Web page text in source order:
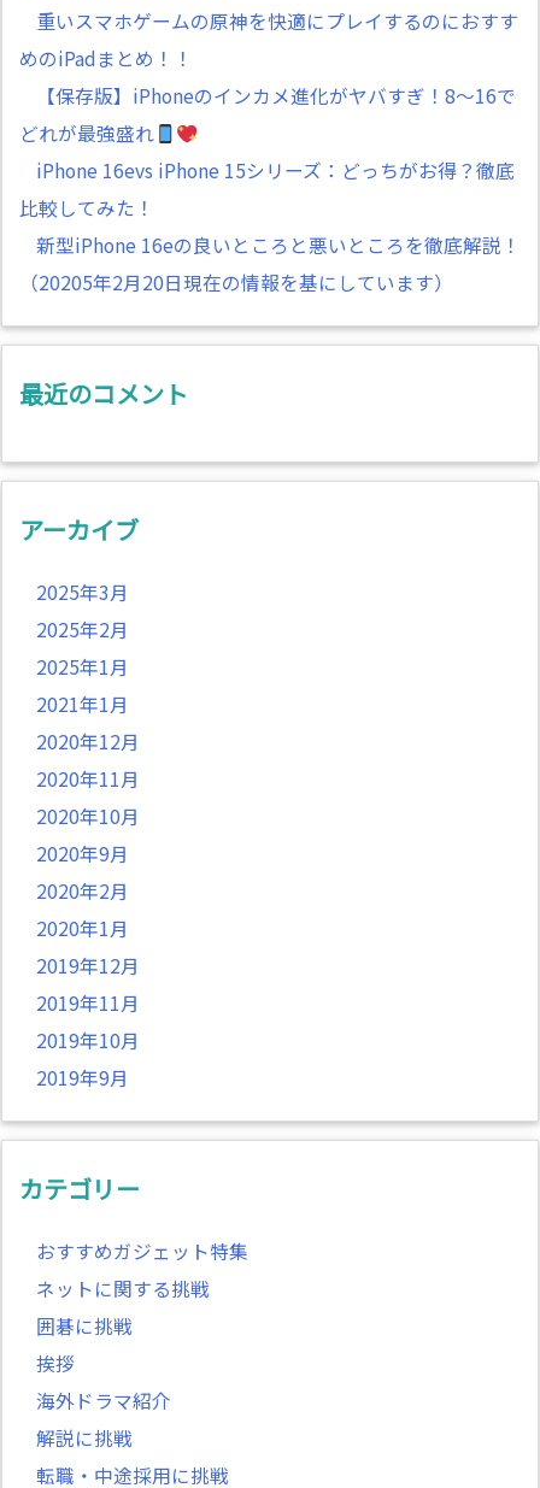
重いスマホゲームの原神を快適にプレイするのにおすす
めのiPadまとめ！！
【保存版】iPhoneのインカメ進化がヤバすぎ！8～16で
どれが最強盛れ
iPhone 16evs iPhone 15シリーズ：どっちがお得？徹底
比較してみた！
新型iPhone 16eの良いところと悪いところを徹底解説！
（20205年2月20日現在の情報を基にしています）
最近のコメント
アーカイブ
2025年3月
2025年2月
2025年1月
2021年1月
2020年12月
2020年11月
2020年10月
2020年9月
2020年2月
2020年1月
2019年12月
2019年11月
2019年10月
2019年9月
カテゴリー
おすすめガジェット特集
ネットに関する挑戦
囲碁に挑戦
挨拶
海外ドラマ紹介
解説に挑戦
転職・中途採用に挑戦